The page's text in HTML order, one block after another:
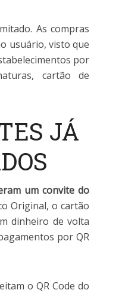
As compras
usuário, visto que
por
cartão de
JÁ
um convite do
Original, o cartão
dinheiro de volta
por QR
o QR Code do